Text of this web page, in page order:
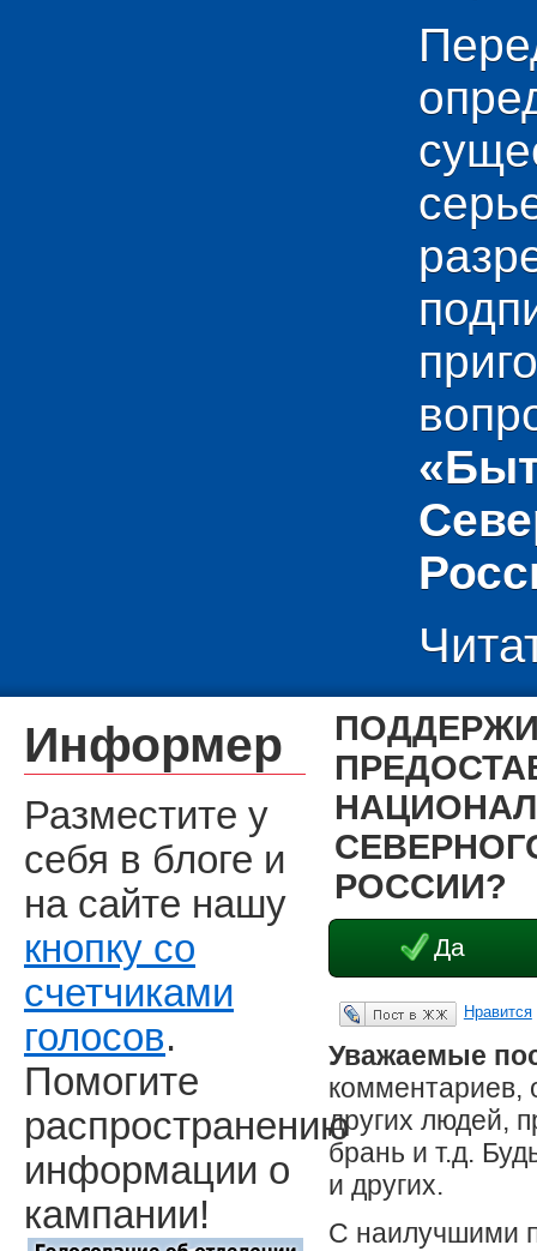
РОССИИ?
Да
Опубликовать в ЖЖ Нравится
Уважаемые
комментариев,
других людей,
брань и т.д.
и других.
С наилучшими
Информер
Разместите у
себя в блоге и
на сайте нашу
кнопку со
счетчиками
голосов.
Помогите
распространению
информации о
кампании!